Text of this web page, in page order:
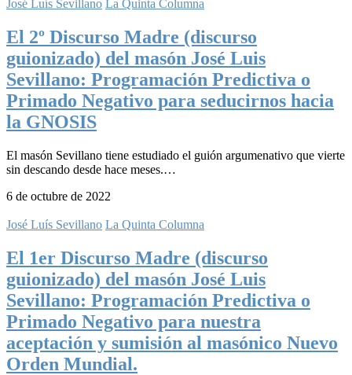
José Luís Sevillano La Quinta Columna
El 2º Discurso Madre (discurso
guionizado) del masón José Luis
Sevillano: Programación Predictiva o
Primado Negativo para seducirnos hacia
la GNOSIS
El masón Sevillano tiene estudiado el guión argumenativo que vierte
sin descando desde hace meses.…
6 de octubre de 2022
José Luís Sevillano La Quinta Columna
El 1er Discurso Madre (discurso
guionizado) del masón José Luis
Sevillano: Programación Predictiva o
Primado Negativo para nuestra
aceptación y sumisión al masónico Nuevo
Orden Mundial.